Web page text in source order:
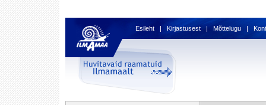
Esileht | Kirjastusest | Mõttelugu |